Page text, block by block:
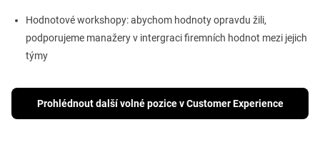
Hodnotové workshopy: abychom hodnoty opravdu žili,
podporujeme manažery v intergraci firemních hodnot mezi jejich
týmy
Prohlédnout další volné pozice v Customer Experience